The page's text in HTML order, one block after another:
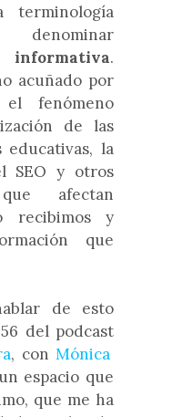
terminología
.
acuñado por
fenómeno
de las
la
SEO y otros
afectan
recibimos y
que
de esto
del podcast
, conMónica
espacio que
que me ha